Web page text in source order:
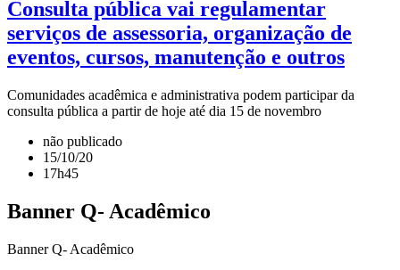
Consulta pública vai regulamentar
serviços de assessoria, organização de
eventos, cursos, manutenção e outros
Comunidades acadêmica e administrativa podem participar da
consulta pública a partir de hoje até dia 15 de novembro
não publicado
15/10/20
17h45
Banner Q- Acadêmico
Banner Q- Acadêmico